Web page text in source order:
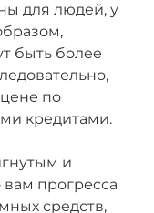
для людей, у
быть более
по
кредитами.
и
прогресса
средств,